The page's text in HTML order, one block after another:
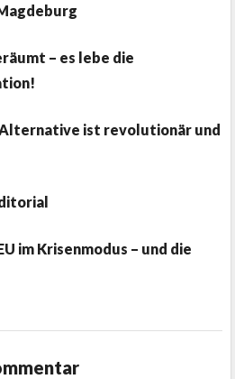
– es lebe die
Alternative ist revolutionär und
im Krisenmodus – und die